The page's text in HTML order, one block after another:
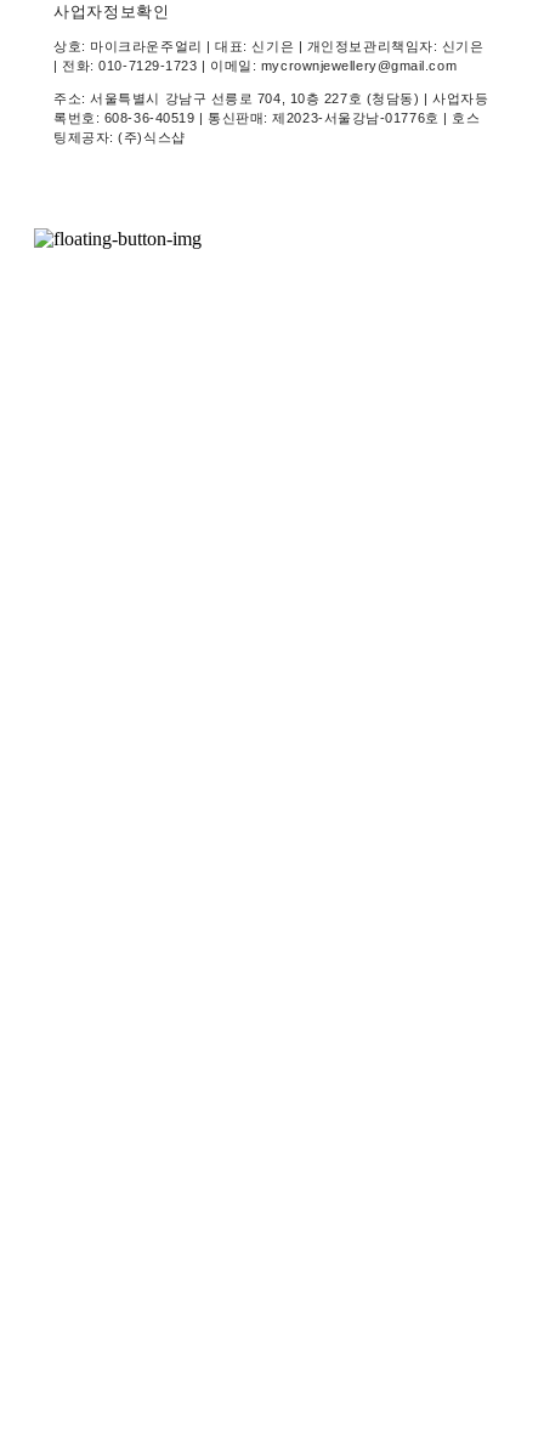
사업자정보확인
상호: 마이크라운주얼리 | 대표: 신기은 | 개인정보관리책임자: 신기은
| 전화: 010-7129-1723 | 이메일: mycrownjewellery@gmail.com
주소: 서울특별시 강남구 선릉로 704, 10층 227호 (청담동) | 사업자등
록번호: 608-36-40519 | 통신판매:제2023-서울강남-01776호 | 호스
팅제공자: (주)식스샵